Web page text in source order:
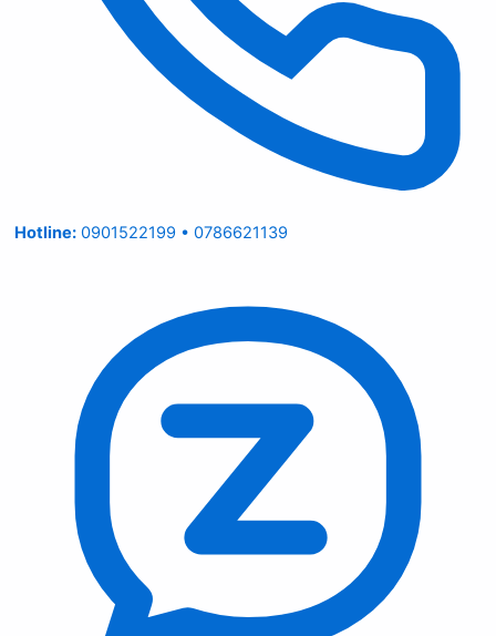
Hotline: 0901522199 • 0786621139